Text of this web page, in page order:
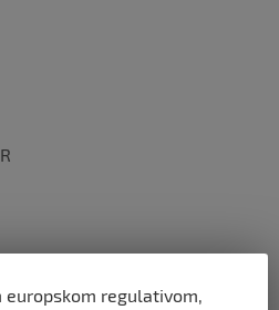
europskom regulativom,